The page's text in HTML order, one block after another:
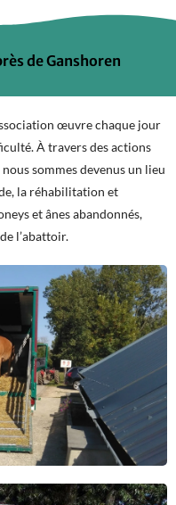
de Ganshoren
œuvre chaque jour
À travers des actions
sommes devenus un lieu
la réhabilitation et
et ânes abandonnés,
l’abattoir.